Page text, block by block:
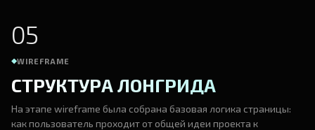
05
WIREFRAME
СТРУКТУРА ЛОНГРИДА
На этапе wireframe была собрана базовая логика страницы:
как пользователь проходит от общей идеи проекта к